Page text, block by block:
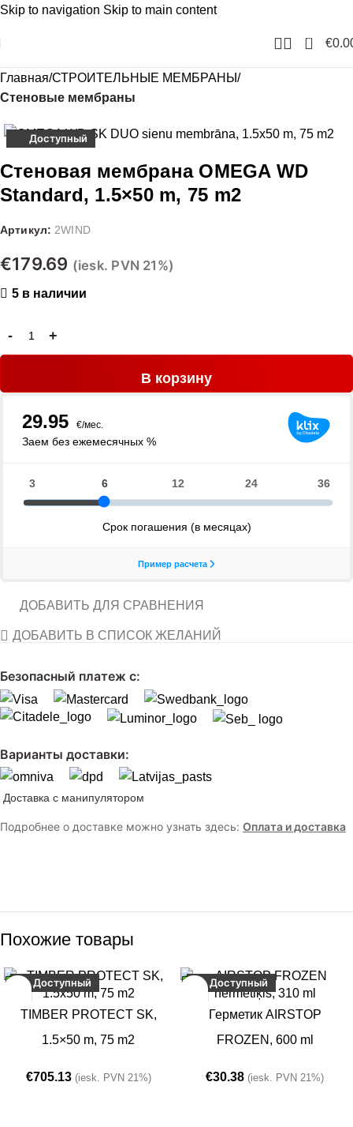
Skip to navigation Skip to main content
0 €
Главная СТРОИТЕЛЬНЫЕ МЕМБРАНЫ
Стеновые мембраны
Доступный
Стеновая мембрана OMEGA WD
Standard, 1.5×50 m, 75 m2
Артикул: 2WIND
€179.69 (iesk. PVN 21%)
5 в наличии
В корзину
Безопасный платеж с:
Варианты доставки:
Доставка с манипулятором
Подробнее о доставке можно узнать здесь: Оплата и доставка
ДОБАВИТЬ ДЛЯ СРАВНЕНИЯ
ДОБАВИТЬ В СПИСОК ЖЕЛАНИЙ
Похожие товары
Доступный
TIMBER PROTECT SK,
1.5×50 m, 75 m2
€705.13 (iesk. PVN 21%)
Доступный
Герметик AIRSTOP
FROZEN, 600 ml
€30.38 (iesk. PVN 21%)